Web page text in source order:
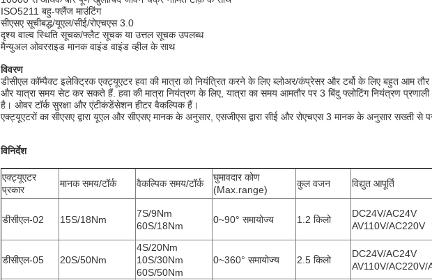
ISO5211 बहु-फ्लैंज माउंटिंग
सीएसए सूचीबद्ध/यूएल/सीई/रोएचएस 3.0
दृश्य वाल्व स्थिति सूचक/फ्लैट सूचक या उत्तल सूचक उपलब्ध
मैन्युअल ओवरराइड मानक वाइंड वाइंड व्हील के साथ
विवरण
डीसीएल कॉम्पैक्ट इलेक्ट्रिक एक्ट्यूएटर हवा की मात्रा को नियंत्रित करने के लिए ब्लोअर/कंप्रेसर और टर्बो के लिए बहुत आम
और यात्रा समय सेट कर सकते हैं. हवा की मात्रा नियंत्रण के लिए, यात्रा का समय आमतौर पर 3 बिंदु फ्लोटिंग नियंत्रण
है। ओवर टॉर्क सुरक्षा और एंटीकंडेंसेशन हीटर वैकल्पिक हैं।
एक्ट्यूएटरों का सीएसए द्वारा यूएल और सीएसए मानक के अनुसार, एसजीएस द्वारा सीई और रोएचएस 3 मानक के अनुसार सख्ती से
विनिर्देश
एक्ट्यूएटर
प्रकार
मानक समय/टॉर्क वैकल्पिक समय/टॉर्क
घुमावदार कोण
(Max.range)
कुल वजन विद्युत आपूर्ति
डीसीएल-02 15S/18Nm
7S/9Nm
60S/18Nm
0~90° समायोज्य 1.2 किलो
DC24V/AC24V
AV110V/AC220V
डीसीएल-05 20S/50Nm
4S/20Nm
10S/30Nm
60S/50Nm
0~360° समायोज्य 2.5 किलो
DC24V/AC24V
AV110V/AC220V/